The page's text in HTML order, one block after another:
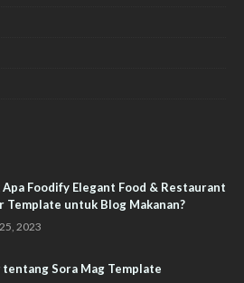
Apa Foodify Elegant Food & Restaurant
Template untuk Blog Makanan?
2023
tentang Sora Mag Template